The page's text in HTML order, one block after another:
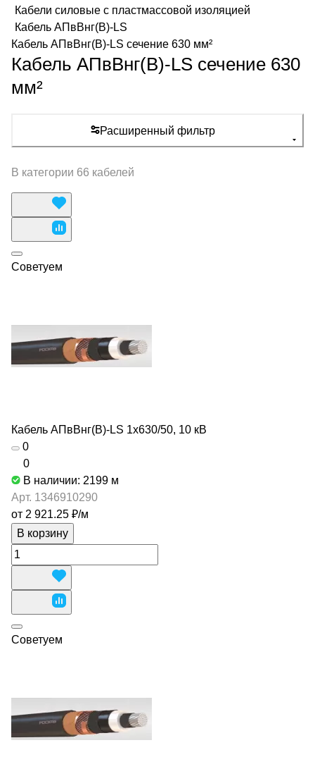
Кабели силовые с пластмассовой изоляцией
Кабель АПвВнг(В)-LS
Кабель АПвВнг(В)-LS сечение 630 мм²
Кабель АПвВнг(В)-LS сечение 630
мм²
Расширенный фильтр
В категории 66 кабелей
Советуем
Кабель АПвВнг(В)-LS 1х630/50, 10 кВ
0
0
В наличии: 2199 м
Арт. 1346910290
от 2 921.25 ₽/м
В корзину
Советуем